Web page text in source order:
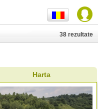
Harta
38 rezultate